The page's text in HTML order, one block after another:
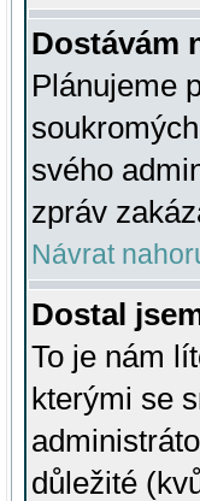
Dostávám
Plánujeme
svého
zpráv
Návrat
Dostal
To je nám
kterými se
důležité